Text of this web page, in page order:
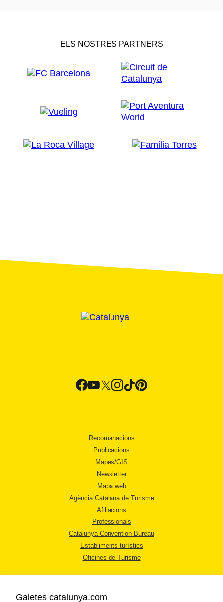
ELS NOSTRES PARTNERS
Recomanacions
Publicacions
Mapes/GIS
Newsletter
Mapa web
Agència Catalana de Turisme
Afiliacions
Professionals
Catalunya Convention Bureau
Establiments turístics
Oficines de Turisme
Galetes catalunya.com